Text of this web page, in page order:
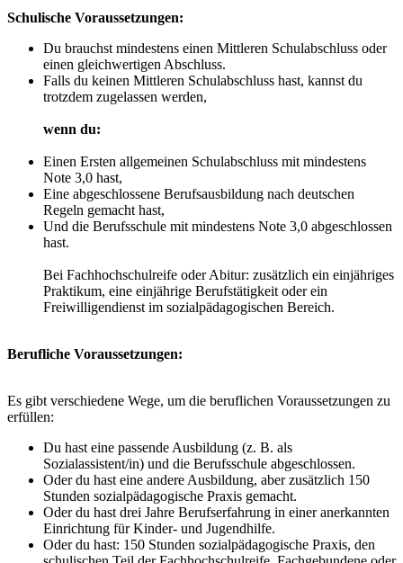
Schulische Voraussetzungen:
Du brauchst mindestens einen Mittleren Schulabschluss oder
einen gleichwertigen Abschluss.
Falls du keinen Mittleren Schulabschluss hast, kannst du
trotzdem zugelassen werden,
wenn du:
Einen Ersten allgemeinen Schulabschluss mit mindestens
Note 3,0 hast,
Eine abgeschlossene Berufsausbildung nach deutschen
Regeln gemacht hast,
Und die Berufsschule mit mindestens Note 3,0 abgeschlossen
hast.
Bei Fachhochschulreife oder Abitur: zusätzlich ein einjähriges
Praktikum, eine einjährige Berufstätigkeit oder ein
Freiwilligendienst im sozialpädagogischen Bereich.
Berufliche Voraussetzungen:
Es gibt verschiedene Wege, um die beruflichen Voraussetzungen zu
erfüllen:
Du hast eine passende Ausbildung (z. B. als
Sozialassistent/in) und die Berufsschule abgeschlossen.
Oder du hast eine andere Ausbildung, aber zusätzlich 150
Stunden sozialpädagogische Praxis gemacht.
Oder du hast drei Jahre Berufserfahrung in einer anerkannten
Einrichtung für Kinder- und Jugendhilfe.
Oder du hast: 150 Stunden sozialpädagogische Praxis, den